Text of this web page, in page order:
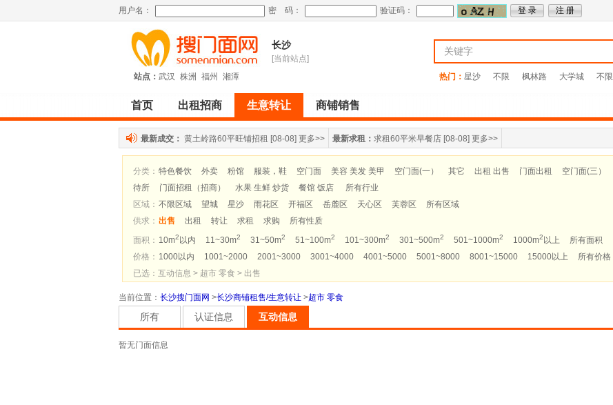
用户名： 密 码： 验证码：
长沙
[当前站点]
站点： 武汉 株洲 福州 湘潭 热门： 星沙 不限 枫林路 大学城 不限
首页 出租招商 生意转让 商铺销售
最新成交： 黄土岭路60平旺铺招租 [08-08] 更多>> 最新求租： 求租60平米早餐店 [08-08] 更多>>
分类： 特色餐饮 外卖 粉馆 服装，鞋 空门面 美容 美发 美甲 空门面(一） 其它 出租 出售 门面出租 空门面(三）
待所
门面招租（招商） 水果 生鲜 炒货 餐馆 饭店
所有行业
区域： 不限区域 望城 星沙 雨花区 开福区 岳麓区 天心区 芙蓉区
所有区域
供求： 出售 出租 转让 求租 求购
所有性质
面积： 10m2 以内 11~30m2 31~50m2 51~100m2 101~300m2 301~500m2 501~1000m2 1000m2 以上
所有面积
价格： 1000以内 1001~2000 2001~3000 3001~4000 4001~5000 5001~8000 8001~15000 15000以上
所有价格
已选：互动信息 > 超市 零食 > 出售
当前位置 ： 长沙搜门面网 >长沙商铺租售/生意转让 >超市 零食
所有 认证信息 互动信息
暂无门面信息